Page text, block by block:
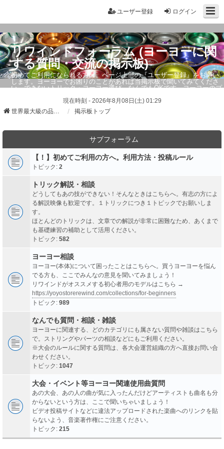
ログイン
ユーザー登録
リワインドフォーラム (ヨーヨーに関
する質問・交流の掲示板)
初めてご利用になられる方は、ページ上部の『ユーザー登録』をお願い
します。ヨーヨーでお困りのことがあれば当掲示板で聞いてみてくださ
い。できないトリック・ヨーヨー選び、なんでもOKです。ヨーヨーのプ
現在時刻 - 2026年8月08日(土) 01:29
世界最大級の品ぞろえ ヨーヨーストア「リワインド」
掲示板トップ
サブフォーラム
【！】初めてご利用の方へ。利用方法・投稿ルール
トピック: 2
トリック解説・相談
どうしてもあの技ができない！そんなときはこちらへ。有志の方によ
る解説映像も歓迎です。１トリックにつき１トピックでお願いしま
す。
ほとんどのトリックは、文章での解説が非常に困難なため、あくまで
も基礎練習の補助として活用ください。
トピック: 582
ヨーヨー相談
ヨーヨー(本体)について困ったことはこちらへ。買うヨーヨーを悩ん
でる方も、ここでみんなの意見を聞いてみましょう！
リワインドがオススメする初心者用のモデルはこちら →
https://yoyostorerewind.com/collections/for-beginners
トピック: 989
なんでも質問・相談・雑談
ヨーヨーに関連する、どのカテゴリにも属さない質問や雑談はこちら
で。ストリングやパーツの相談などにもご利用ください。
※大会のルールに関する質問は、各大会運営組織の方へ直接お問い合
わせください。
トピック: 1047
大会・イベント等ヨーヨー関連使用曲質問
あの大会、あの人の曲が気に入ったんだけどアーティストも曲名も分
からないという方は、ここで聞いちゃいましょう！
ビデオ投稿サイトなどに違法アップロードされた楽曲へのリンクを貼
らないよう、音楽著作権にご注意ください。
トピック: 215